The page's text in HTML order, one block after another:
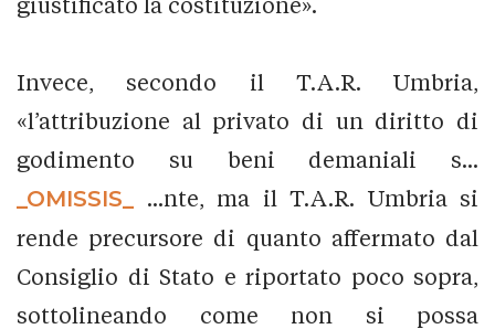
Invece, secondo il T.A.R. Umbria,
«l’attribuzione al privato di un diritto di
godimento su beni demaniali s...
_OMISSIS_
...nte, ma il T.A.R. Umbria si
rende precursore di quanto affermato dal
Consiglio di Stato e riportato poco sopra,
sottolineando come non si possa